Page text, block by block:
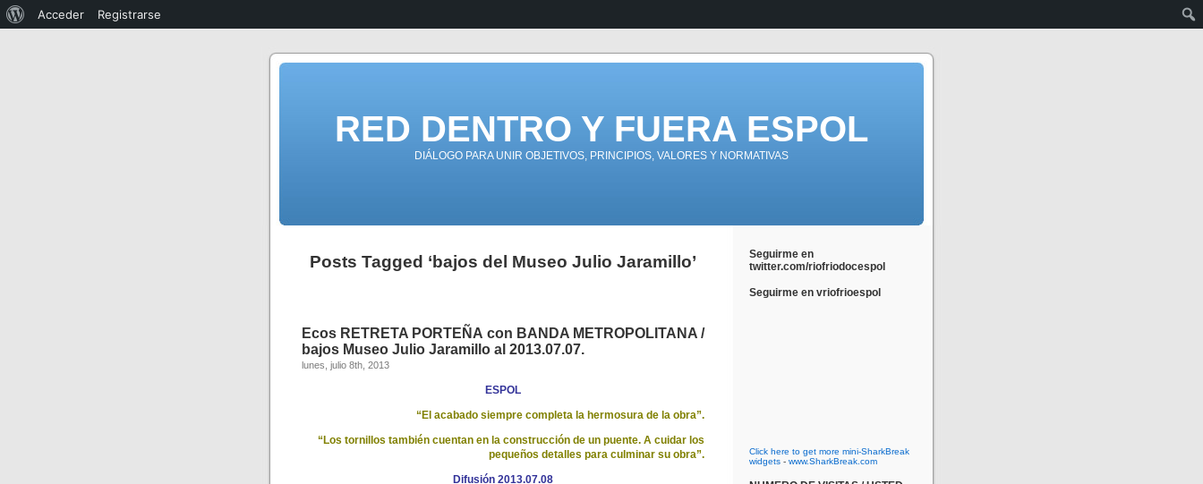
RED DENTRO Y FUERA ESPOL
DIÁLOGO PARA UNIR OBJETIVOS, PRINCIPIOS, VALORES Y NORMATIVAS
Posts Tagged ‘bajos del Museo Julio Jaramillo’
Ecos RETRETA PORTEÑA con BANDA METROPOLITANA /
bajos Museo Julio Jaramillo al 2013.07.07.
lunes, julio 8th, 2013
ESPOL
“El acabado siempre completa la hermosura de la obra”.
“Los tornillos también cuentan en la construcción de un puente. A cuidar los
pequeños detalles para culminar su obra”.
Difusión 2013.07.08
Seguirme en
twitter.com/riofriodocespol
Seguirme en vriofrioespol
Click here to get more mini-SharkBreak
widgets - www.SharkBreak.com
Acceder Registrarse